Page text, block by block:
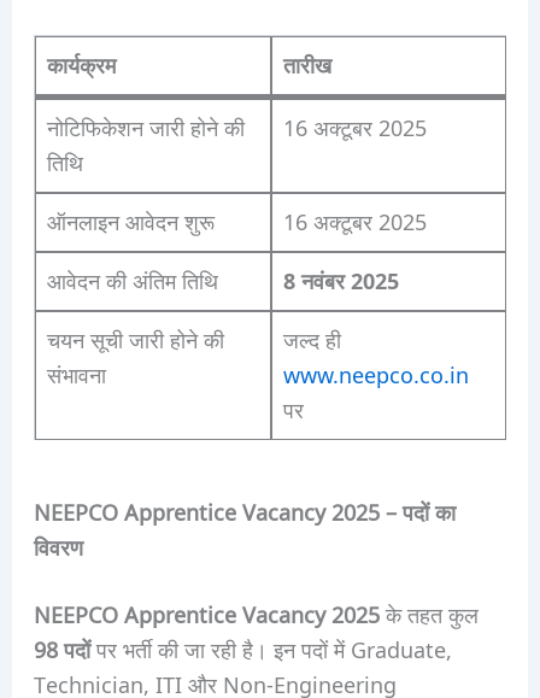
कार्यक्रम तारीख
नोटिफिकेशन जारी होने की
तिथि
16 अक्टूबर 2025
ऑनलाइन आवेदन शुरू 16 अक्टूबर 2025
आवेदन की अंतिम तिथि 8 नवंबर 2025
चयन सूची जारी होने की
संभावना
जल्द ही
www.neepco.co.in
पर
NEEPCO Apprentice Vacancy 2025 – पदों का
विवरण
NEEPCO Apprentice Vacancy 2025के तहत कुल
98 पदोंपर भर्ती की जा रही है। इन पदों में Graduate,
Technician, ITI और Non-Engineering